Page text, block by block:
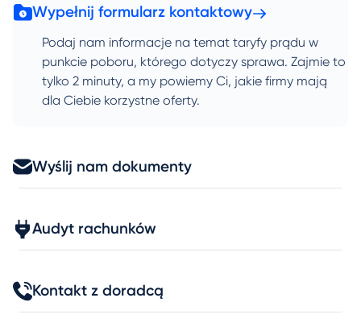
Wypełnij formularz kontaktowy
Podaj nam informacje na temat taryfy prądu w
punkcie poboru, którego dotyczy sprawa. Zajmie to
tylko 2 minuty, a my powiemy Ci, jakie firmy mają
dla Ciebie korzystne oferty.
Wyślij nam dokumenty
Audyt rachunków
Kontakt z doradcą